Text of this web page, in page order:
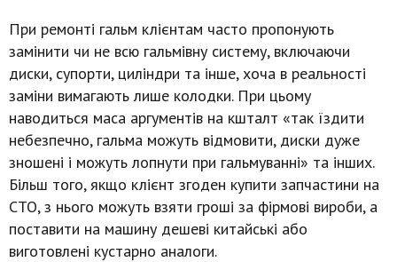
При ремонті гальм клієнтам часто пропонують
замінити чи не всю гальмівну систему, включаючи
диски, супорти, циліндри та інше, хоча в реальності
заміни вимагають лише колодки. При цьому
наводиться маса аргументів на кшталт «так їздити
небезпечно, гальма можуть відмовити, диски дуже
зношені і можуть лопнути при гальмуванні» та інших.
Більш того, якщо клієнт згоден купити запчастини на
СТО, з нього можуть взяти гроші за фірмові вироби, а
поставити на машину дешеві китайські або
виготовлені кустарно аналоги.